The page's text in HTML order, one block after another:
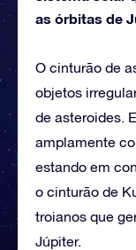
as órbitas de
O cinturão de
objetos
de asteroides.
amplamente
estando em
o cinturão de
troianos que
Júpiter.